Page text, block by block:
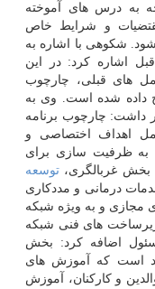
به درس های آموخته
و شرایط خاص
شکوهی با اشاره به
اشاره کرد: در این
های قبلی، چارچوب
داده شده است. وی به
داشت: چارچوب برنامه
در سال تحصیلی ۱۴۰۰-۱۳۹۹ شامل اهداف اختصاصی و
ظرفیت سازی برای
غربالگری، توسعه
درمانی و مددکاری
مجازی و به ویژه شبکه
های فنی شبکه
اضافه کرد: بخش
است که آموزش های
و کارکنان، آموزش